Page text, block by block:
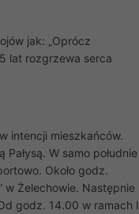
jak: „Oprócz
lat rozgrzewa serca
intencji mieszkańców.
W samo południe
Około godz.
w Żelechowie. Następnie
godz. 14.00 w ramach I